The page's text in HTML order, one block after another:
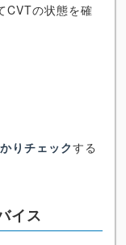
CVTの状態を確
りチェックする
イス